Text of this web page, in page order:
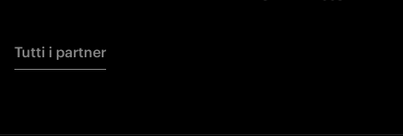
Tutti i partner